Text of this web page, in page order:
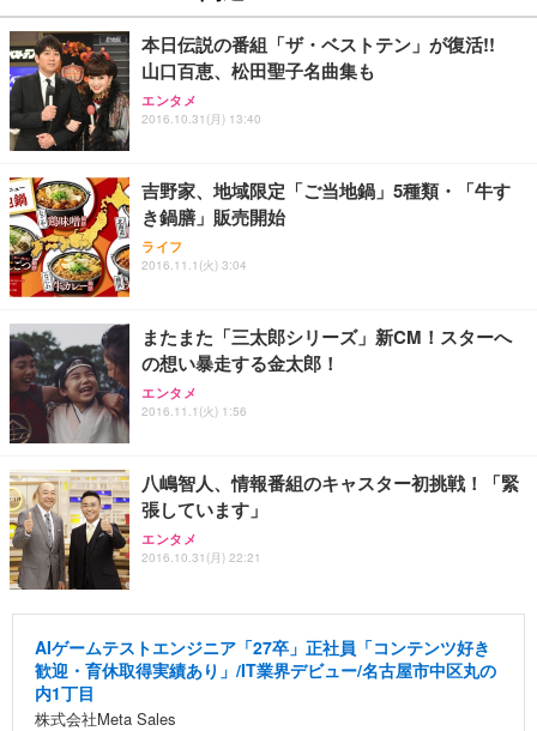
本日伝説の番組「ザ・ベストテン」が復活!!
山口百恵、松田聖子名曲集も
エンタメ
2016.10.31(月) 13:40
吉野家、地域限定「ご当地鍋」5種類・「牛す
き鍋膳」販売開始
ライフ
2016.11.1(火) 3:04
またまた「三太郎シリーズ」新CM！スターへ
の想い暴走する金太郎！
エンタメ
2016.11.1(火) 1:56
八嶋智人、情報番組のキャスター初挑戦！「緊
張しています」
エンタメ
2016.10.31(月) 22:21
AIゲームテストエンジニア「27卒」正社員「コンテンツ好き
歓迎・育休取得実績あり」/IT業界デビュー/名古屋市中区丸の
内1丁目
株式会社Meta Sales